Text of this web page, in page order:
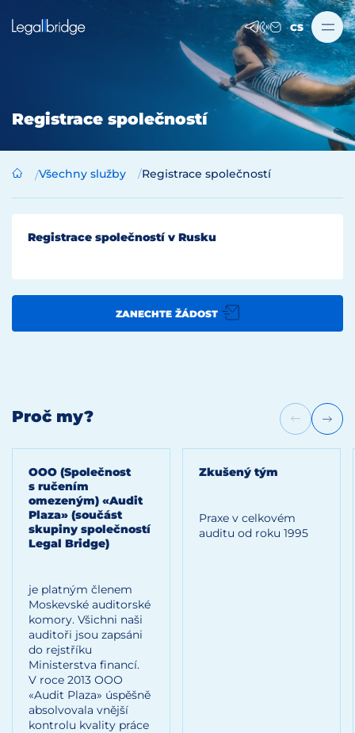
CS
Registrace společností
Všechny služby Registrace společností
ZANECHTE ŽÁDOST
Registrace společností v Rusku
Proč my?
ООО (Společnost
s ručením
omezeným) «Audit
Plaza» (součást
skupiny společností
Legal Bridge)
je platným členem
Moskevské auditorské
komory. Všichni naši
auditoři jsou zapsáni
do rejstříku
Ministerstva financí.
V roce 2013 ООО
«Audit Plaza» úspěšně
absolvovala vnější
kontrolu kvality práce
Zkušený tým
Praxe v celkovém
auditu od roku 1995